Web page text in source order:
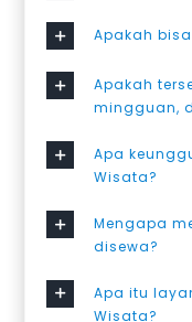
Apakah
Apakah
mingguan,
Apa
Wisata?
Mengapa
disewa?
Apa itu
Wisata?